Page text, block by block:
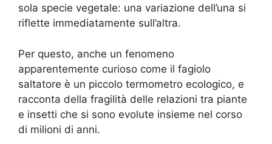
sola specie vegetale: una variazione dell’una si
riflette immediatamente sull’altra.
Per questo, anche un fenomeno
apparentemente curioso come il fagiolo
saltatore è un piccolo termometro ecologico, e
racconta della fragilità delle relazioni tra piante
e insetti che si sono evolute insieme nel corso
di milioni di anni.